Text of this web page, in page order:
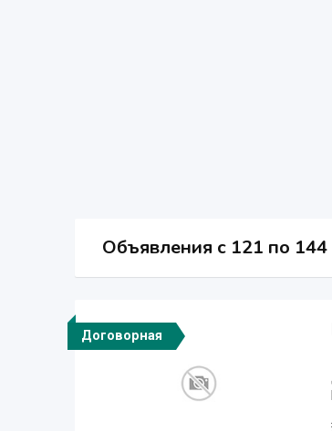
Объявления c 121 по 144
Договорная